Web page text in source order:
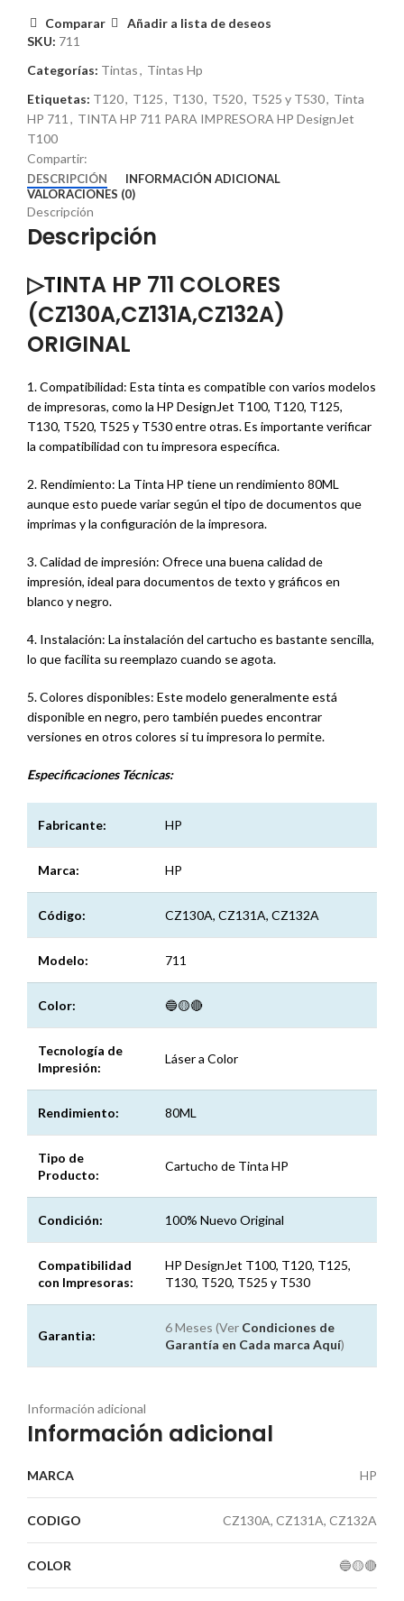
Comparar
Añadir a lista de deseos
SKU: 711
Categorías: Tintas, Tintas Hp
Etiquetas: T120, T125, T130, T520, T525 y T530, Tinta
HP 711, TINTA HP 711 PARA IMPRESORA HP DesignJet
T100
Compartir:
DESCRIPCIÓN
INFORMACIÓN ADICIONAL
VALORACIONES (0)
Descripción
Descripción
▷TINTA HP 711 COLORES
(CZ130A,CZ131A,CZ132A)
ORIGINAL
1. Compatibilidad: Esta tinta es compatible con varios modelos
de impresoras, como la HP DesignJet T100, T120, T125,
T130, T520, T525 y T530 entre otras. Es importante verificar
la compatibilidad con tu impresora específica.
2. Rendimiento: La Tinta HP tiene un rendimiento 80ML
aunque esto puede variar según el tipo de documentos que
imprimas y la configuración de la impresora.
3. Calidad de impresión: Ofrece una buena calidad de
impresión, ideal para documentos de texto y gráficos en
blanco y negro.
4. Instalación: La instalación del cartucho es bastante sencilla,
lo que facilita su reemplazo cuando se agota.
5. Colores disponibles: Este modelo generalmente está
disponible en negro, pero también puedes encontrar
versiones en otros colores si tu impresora lo permite.
Especificaciones Técnicas:
Fabricante: HP
Marca: HP
Código: CZ130A, CZ131A, CZ132A
Modelo: 711
Color: 🔵🟡🔴
Tecnología de
Impresión:
Láser a Color
Rendimiento: 80ML
Tipo de
Producto:
Cartucho de Tinta HP
Condición: 100% Nuevo Original
Compatibilidad
con Impresoras:
HP DesignJet T100, T120, T125,
T130, T520, T525 y T530
Garantia:
6 Meses (Ver Condiciones de
Garantía en Cada marca Aquí)
Información adicional
Información adicional
MARCA HP
CODIGO CZ130A, CZ131A, CZ132A
COLOR 🔵🟡🔴